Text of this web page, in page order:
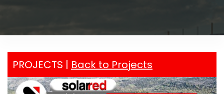
PROJECTS | Back to Projects